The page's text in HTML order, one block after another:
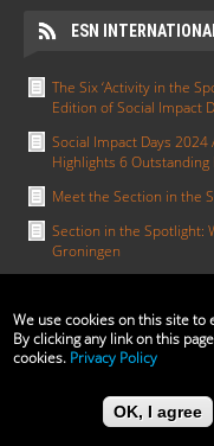
ESN
The Six ‘Activity in the
Edition of Social Impact
Social Impact Days
Highlights 6 Outstanding
Meet the Section in the
Section in the Spotlight:
Groningen
ALTRO
The
We use cookies on this site
By clicking any link on this
cookies. Privacy Policy
OK, I agree